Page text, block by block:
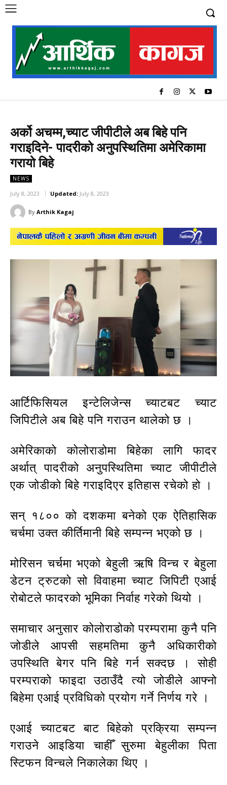
अर्को अचम्म,च्याट जीपीटीले अब बिहे पनि
गराइदिने- पादरीको अनुपस्थितिमा अमेरिकामा
गरायो बिहे
NEWS
July 8, 2023 Updated: July 8, 2023
By Arthik Kagaj
आर्टिफिसियल इन्टेलिजेन्स च्याटबट च्याट
जिपिटीले अब बिहे पनि गराउन थालेको छ ।
अमेरिकाको कोलोराडोमा बिहेका लागि फादर
अर्थात् पादरीको अनुपस्थितिमा च्याट जीपीटीले
एक जोडीको बिहे गराइदिएर इतिहास रचेको हो ।
सन् १८०० को दशकमा बनेको एक ऐतिहासिक
चर्चमा उक्त कीर्तिमानी बिहे सम्पन्न भएको छ ।
मोरिसन चर्चमा भएको बेहुली ऋषि विन्च र बेहुला
डेटन ट्रुटको सो विवाहमा च्याट जिपिटी एआई
रोबोटले फादरको भूमिका निर्वाह गरेको थियो ।
समाचार अनुसार कोलोराडोको परम्परामा कुनै पनि
जोडीले आपसी सहमतिमा कुनै अधिकारीको
उपस्थिति बेगर पनि बिहे गर्न सक्दछ । सोही
परम्पराको फाइदा उठाउँदै त्यो जोडीले आफ्नो
बिहेमा एआई प्रविधिको प्रयोग गर्ने निर्णय गरे ।
एआई च्याटबट बाट बिहेको प्रक्रिया सम्पन्न
गराउने आइडिया चाहीँ सुरुमा बेहुलीका पिता
स्टिफन विन्चले निकालेका थिए ।